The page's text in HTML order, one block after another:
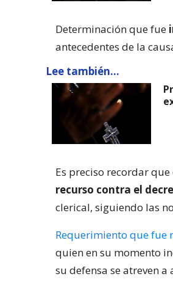
Determinación que fue
antecedentes de la
Lee también...
Es preciso recordar
recurso contra el
clerical, siguiendo las
Requerimiento que fue
quien en su momento
su defensa se atreven a